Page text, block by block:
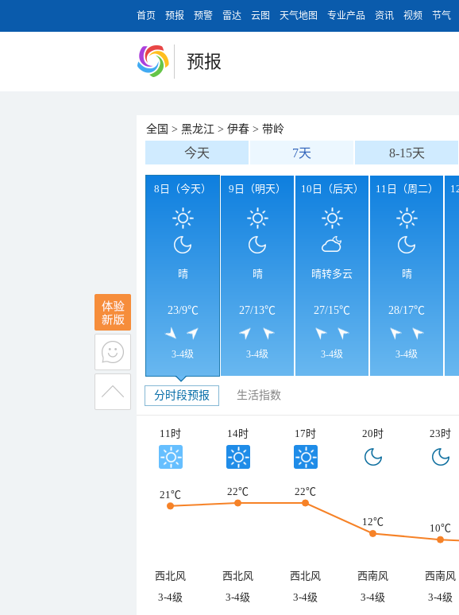
首页 预报 预警 雷达 云图 天气地图 专业产品 资讯 视频 节气
预报
全国 > 黑龙江 > 伊春 > 带岭
今天 7天 8-15天
8日（今天）
晴
23/9℃
3-4级
9日（明天）
晴
27/13℃
3-4级
10日（后天）
晴转多云
27/15℃
3-4级
11日（周二）
晴
28/17℃
3-4级
分时段预报 生活指数
11时 14时 17时 20时 23时
21℃ 22℃ 22℃
12℃
10℃
西北风 西北风 西北风 西南风 西南风
3-4级
3-4级 3-4级 3-4级 3-4级